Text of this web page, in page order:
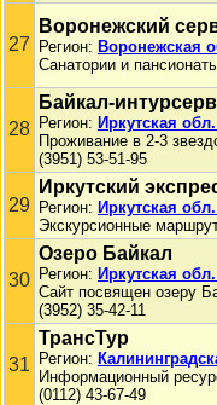
27
Воронежский
Регион: Воронежская
Санатории и
28
Байкал-
Регион: Иркутская
Проживание в 2-3
(3951) 53-51-95
29
Иркутский
Регион: Иркутская
Экскурсионные
30
Озеро Байкал
Регион: Иркутская
Сайт посвящен озеру
(3952) 35-42-11
31
ТрансТур
Регион:
Информационный
(0112) 43-67-49